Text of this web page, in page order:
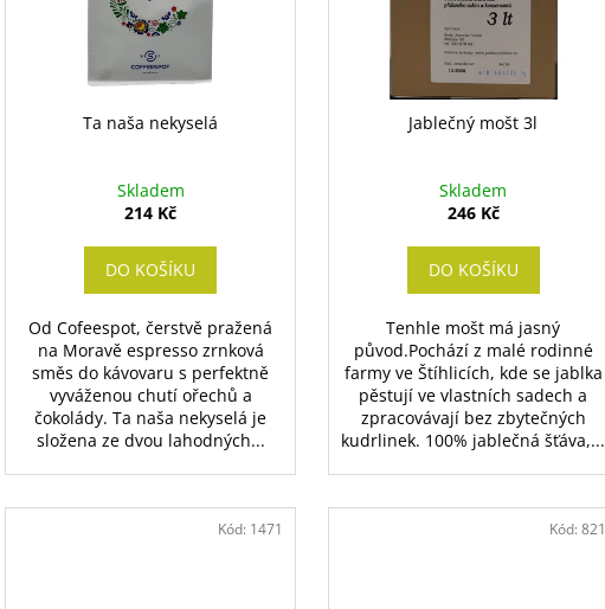
Ta naša nekyselá
Skladem
214 Kč
DO KOŠÍKU
Od Cofeespot, čerstvě pražená
na Moravě espresso zrnková
směs do kávovaru s perfektně
vyváženou chutí ořechů a
čokolády. Ta naša nekyselá je
složena ze dvou lahodných...
Jablečný mošt 3l
Skladem
246 Kč
DO KOŠÍKU
Tenhle mošt má jasný
původ.Pochází z malé rodinné
farmy ve Štíhlicích, kde se jablka
pěstují ve vlastních sadech a
zpracovávají bez zbytečných
kudrlinek. 100% jablečná šťáva,...
Kód: 1471 Kód: 821